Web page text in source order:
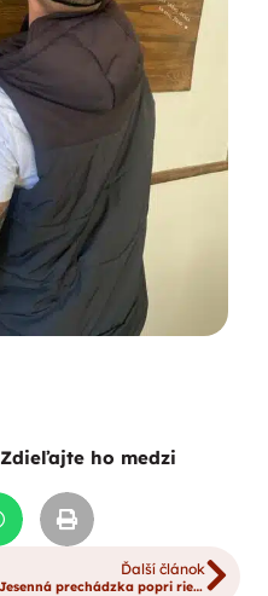
Zdieľajte ho medzi
Ďalší článok
Jesenná prechádzka popri rieke Oravica…